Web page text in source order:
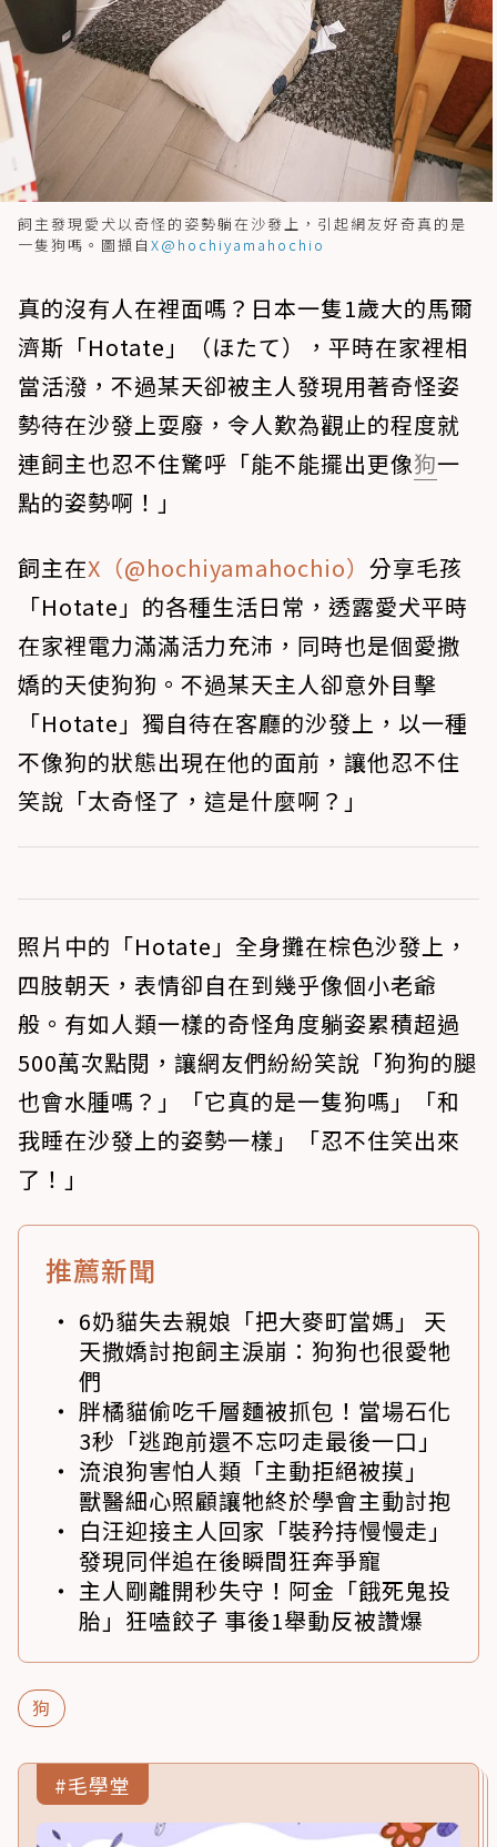
飼主發現愛犬以奇怪的姿勢躺在沙發上，引起網友好奇真的是
一隻狗嗎。圖擷自 X@hochiyamahochio
真的沒有人在裡面嗎？日本一隻1歲大的馬爾
濟斯「Hotate」（ほたて），平時在家裡相
當活潑，不過某天卻被主人發現用著奇怪姿
勢待在沙發上耍廢，令人歎為觀止的程度就
連飼主也忍不住驚呼「能不能擺出更像狗一
點的姿勢啊！」
飼主在X（@hochiyamahochio） 分享毛孩
「Hotate」的各種生活日常，透露愛犬平時
在家裡電力滿滿活力充沛，同時也是個愛撒
嬌的天使狗狗。不過某天主人卻意外目擊
「Hotate」獨自待在客廳的沙發上，以一種
不像狗的狀態出現在他的面前，讓他忍不住
笑說「太奇怪了，這是什麼啊？」
照片中的「Hotate」全身攤在棕色沙發上，
四肢朝天，表情卻自在到幾乎像個小老爺
般。有如人類一樣的奇怪角度躺姿累積超過
500萬次點閱，讓網友們紛紛笑說「狗狗的腿
也會水腫嗎？」「它真的是一隻狗嗎」「和
我睡在沙發上的姿勢一樣」「忍不住笑出來
了！」
推薦新聞
6奶貓失去親娘「把大麥町當媽」 天
天撒嬌討抱飼主淚崩：狗狗也很愛牠
們
胖橘貓偷吃千層麵被抓包！當場石化
3秒「逃跑前還不忘叼走最後一口」
流浪狗害怕人類「主動拒絕被摸」
獸醫細心照顧讓牠終於學會主動討抱
白汪迎接主人回家「裝矜持慢慢走」
發現同伴追在後瞬間狂奔爭寵
主人剛離開秒失守！阿金「餓死鬼投
胎」狂嗑餃子 事後1舉動反被讚爆
狗
#毛學堂